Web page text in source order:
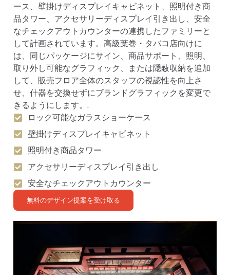
ース、壁掛けディスプレイキャビネット、照明付き商
品タワー、アクセサリーディスプレイ引き出し、安全
なチェックアウトカウンターの連携したファミリーと
して計画されています。高級葉巻・タバコ店向けに
は、同じパッケージにサイン、商品サポート、照明、
取り外し可能なグラフィック、または隠蔽収納を追加
して、販売フロア全体のスタッフの視認性を向上さ
せ、什器を交換せずにブランドグラフィックを変更で
きるようにします。.
ロック可能なガラスショーケース
壁掛けディスプレイキャビネット
照明付き商品タワー
アクセサリーディスプレイ引き出し
安全なチェックアウトカウンター
無料のデザイン提案を受け取る